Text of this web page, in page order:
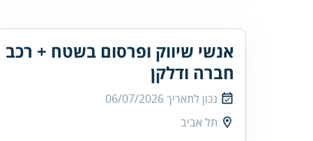
אנשי שיווק ופרסום בשטח + רכב
חברה ודלקן
נכון לתאריך06/07/2026
תל אביב